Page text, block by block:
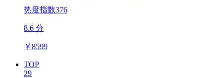
热度指数376
8.6 分
￥8599
TOP
29